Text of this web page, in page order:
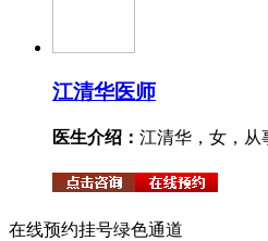
江清华医师
医生介绍： 江清华，女，从
在线预约挂号绿色通道